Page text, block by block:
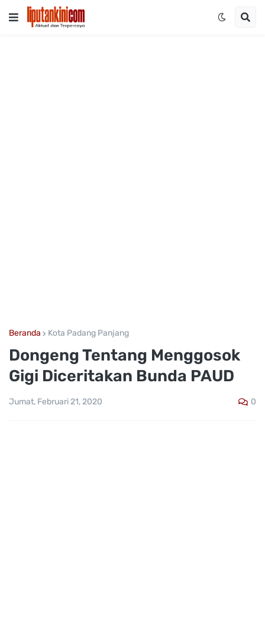
Beranda Kota Padang Panjang
Dongeng Tentang Menggosok
Gigi Diceritakan Bunda PAUD
Jumat, Februari 21, 2020 0